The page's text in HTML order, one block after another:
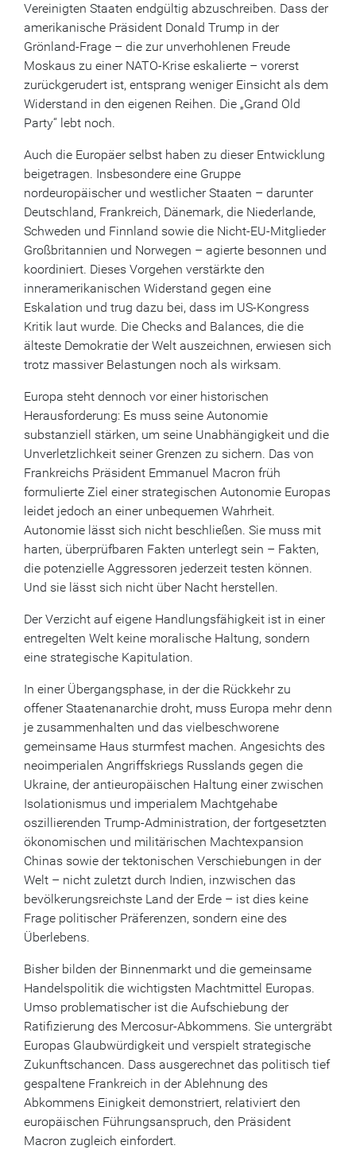
Vereinigten Staaten endgültig abzuschreiben. Dass der
amerikanische Präsident Donald Trump in der
Grönland-Frage – die zur unverhohlenen Freude
Moskaus zu einer NATO-Krise eskalierte – vorerst
zurückgerudert ist, entsprang weniger Einsicht als dem
Widerstand in den eigenen Reihen. Die „Grand Old
Party“ lebt noch.
Auch die Europäer selbst haben zu dieser Entwicklung
beigetragen. Insbesondere eine Gruppe
nordeuropäischer und westlicher Staaten – darunter
Deutschland, Frankreich, Dänemark, die Niederlande,
Schweden und Finnland sowie die Nicht-EU-Mitglieder
Großbritannien und Norwegen – agierte besonnen und
koordiniert. Dieses Vorgehen verstärkte den
inneramerikanischen Widerstand gegen eine
Eskalation und trug dazu bei, dass im US-Kongress
Kritik laut wurde. Die Checks and Balances, die die
älteste Demokratie der Welt auszeichnen, erwiesen sich
trotz massiver Belastungen noch als wirksam.
Europa steht dennoch vor einer historischen
Herausforderung: Es muss seine Autonomie
substanziell stärken, um seine Unabhängigkeit und die
Unverletzlichkeit seiner Grenzen zu sichern. Das von
Frankreichs Präsident Emmanuel Macron früh
formulierte Ziel einer strategischen Autonomie Europas
leidet jedoch an einer unbequemen Wahrheit.
Autonomie lässt sich nicht beschließen. Sie muss mit
harten, überprüfbaren Fakten unterlegt sein – Fakten,
die potenzielle Aggressoren jederzeit testen können.
Und sie lässt sich nicht über Nacht herstellen.
Der Verzicht auf eigene Handlungsfähigkeit ist in einer
entregelten Welt keine moralische Haltung, sondern
eine strategische Kapitulation.
In einer Übergangsphase, in der die Rückkehr zu
offener Staatenanarchie droht, muss Europa mehr denn
je zusammenhalten und das vielbeschworene
gemeinsame Haus sturmfest machen. Angesichts des
neoimperialen Angriffskriegs Russlands gegen die
Ukraine, der antieuropäischen Haltung einer zwischen
Isolationismus und imperialem Machtgehabe
oszillierenden Trump-Administration, der fortgesetzten
ökonomischen und militärischen Machtexpansion
Chinas sowie der tektonischen Verschiebungen in der
Welt – nicht zuletzt durch Indien, inzwischen das
bevölkerungsreichste Land der Erde – ist dies keine
Frage politischer Präferenzen, sondern eine des
Überlebens.
Bisher bilden der Binnenmarkt und die gemeinsame
Handelspolitik die wichtigsten Machtmittel Europas.
Umso problematischer ist die Aufschiebung der
Ratifizierung des Mercosur-Abkommens. Sie untergräbt
Europas Glaubwürdigkeit und verspielt strategische
Zukunftschancen. Dass ausgerechnet das politisch tief
gespaltene Frankreich in der Ablehnung des
Abkommens Einigkeit demonstriert, relativiert den
europäischen Führungsanspruch, den Präsident
Macron zugleich einfordert.